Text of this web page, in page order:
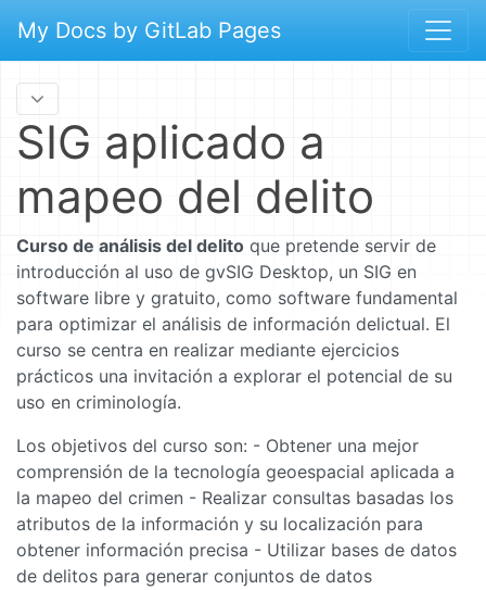
My Docs by GitLab Pages
SIG aplicado a
mapeo del delito
Curso de análisis del delito que pretende servir de
introducción al uso de gvSIG Desktop, un SIG en
software libre y gratuito, como software fundamental
para optimizar el análisis de información delictual. El
curso se centra en realizar mediante ejercicios
prácticos una invitación a explorar el potencial de su
uso en criminología.
Los objetivos del curso son: - Obtener una mejor
comprensión de la tecnología geoespacial aplicada a
la mapeo del crimen - Realizar consultas basadas los
atributos de la información y su localización para
obtener información precisa - Utilizar bases de datos
de delitos para generar conjuntos de datos